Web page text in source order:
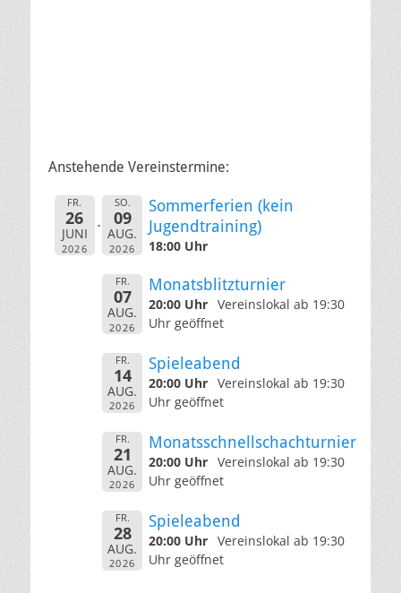
Anstehende Vereinstermine:
FR.
26
JUNI
2026
SO.
09
AUG.
2026
Sommerferien (kein
Jugendtraining)
18:00 Uhr
FR.
07
AUG.
2026
Monatsblitzturnier
20:00 Uhr Vereinslokal ab 19:30
Uhr geöffnet
FR.
14
AUG.
2026
Spieleabend
20:00 Uhr Vereinslokal ab 19:30
Uhr geöffnet
FR.
21
AUG.
2026
Monatsschnellschachturnier
20:00 Uhr Vereinslokal ab 19:30
Uhr geöffnet
FR.
28
AUG.
2026
Spieleabend
20:00 Uhr Vereinslokal ab 19:30
Uhr geöffnet